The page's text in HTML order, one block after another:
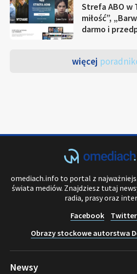
Strefa ABO w
miłość”,
darmo i
więcej
omediach.info to portal z
świata mediów. Znajdziesz tutaj
radia, prasy oraz
Facebook
Obrazy stockowe autorstwa
Newsy